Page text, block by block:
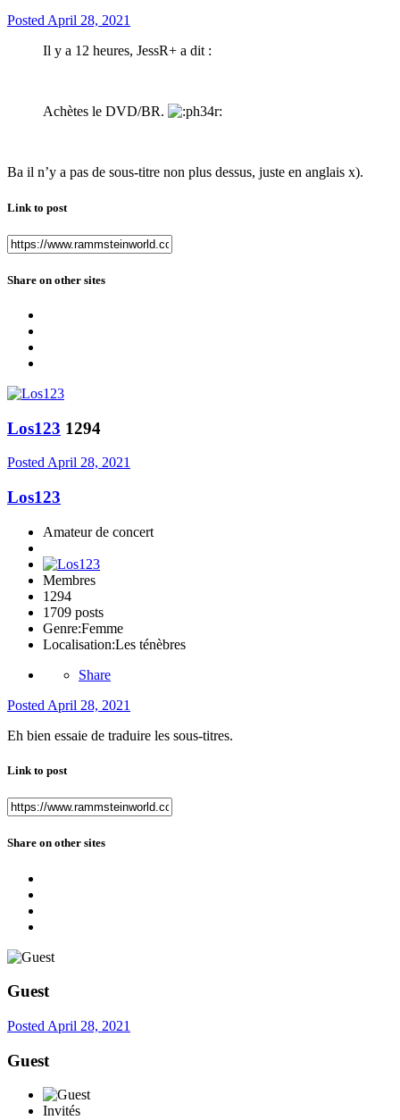
Posted April 28, 2021
Il y a 12 heures, JessR+ a dit :
Achètes le DVD/BR.
Ba il n’y a pas de sous-titre non plus dessus, juste en anglais x).
Link to post
Share on other sites
Los123 1294
PostedApril 28, 2021
Los123
Amateur de concert
Membres
1294
1709 posts
Genre:Femme
Localisation:Les ténèbres
Share
Posted April 28, 2021
Eh bien essaie de traduire les sous-titres.
Link to post
Share on other sites
Guest
Posted April 28, 2021
Guest
Invités